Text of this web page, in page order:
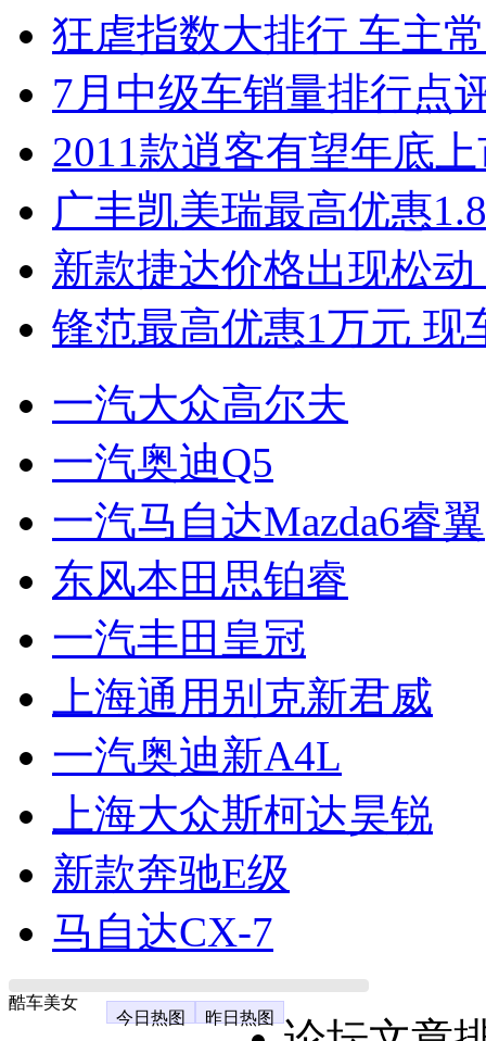
狂虐指数大排行 车主
7月中级车销量排行点
2011款逍客有望年底
广丰凯美瑞最高优惠
新款捷达价格出现松
锋范最高优惠1万元 现
一汽大众高尔夫
一汽奥迪Q5
一汽马自达Mazda6睿翼
东风本田思铂睿
一汽丰田皇冠
上海通用别克新君威
一汽奥迪新A4L
上海大众斯柯达昊锐
新款奔驰E级
马自达CX-7
酷车美女
今日热图
昨日热图